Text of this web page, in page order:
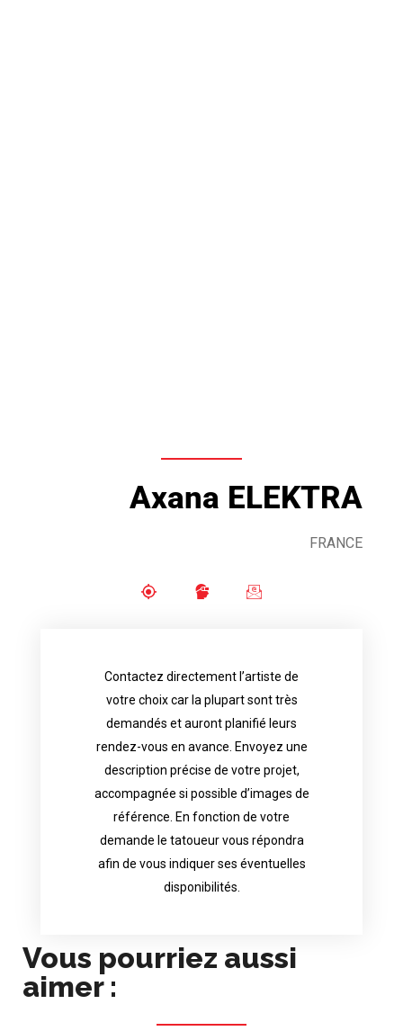
Axana ELEKTRA
FRANCE
Contactez directement l’artiste de
votre choix car la plupart sont très
demandés et auront planifié leurs
rendez-vous en avance. Envoyez une
description précise de votre projet,
accompagnée si possible d’images de
référence. En fonction de votre
demande le tatoueur vous répondra
afin de vous indiquer ses éventuelles
disponibilités.
Contact directly the artist of your
choice because most are in great
appointments in advance. Send an
accurate description of your project, if
possible attached with reference
images. Depending your request, the
tattoo artist will answer to tell you his
Vous pourriez aussi
aimer :